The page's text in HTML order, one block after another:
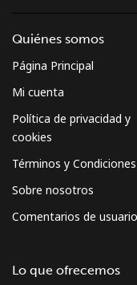
Quiénes somos
Página Principal
Mi cuenta
Política de privacidad y
cookies
Términos y Condiciones
Sobre nosotros
Comentarios de
Lo que ofrecemos